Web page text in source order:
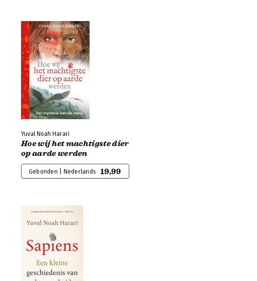
Yuval Noah Harari
Hoe wij het machtigste dier
op aarde werden
Gebonden | Nederlands 19,99